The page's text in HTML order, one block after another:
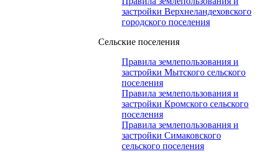
застройки Верхнеландеховского
городского поселения
Сельские поселения
Правила землепользования и
застройки Мытского сельского
поселения
Правила землепользования и
застройки Кромского сельского
поселения
Правила землепользования и
застройки Симаковского
сельского поселения